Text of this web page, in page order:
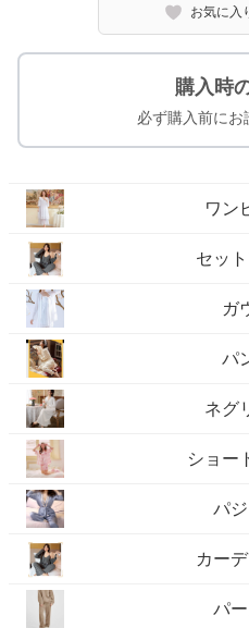
お気に入
購入時
必ず購入前にお
ワン
セッ
ガ
パ
ネグ
ショー
パ
カー
パ